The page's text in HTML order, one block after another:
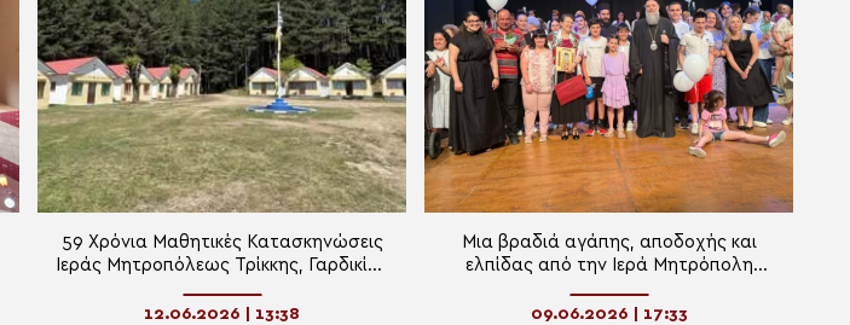
59 Χρόνια Μαθητικές Κατασκηνώσεις
Ιεράς Μητροπόλεως Τρίκκης, Γαρδικίου
12.06.2026 | 13:38
Μια βραδιά αγάπης, αποδοχής και
ελπίδας από την Ιερά Μητρόπολη
09.06.2026 | 17:33